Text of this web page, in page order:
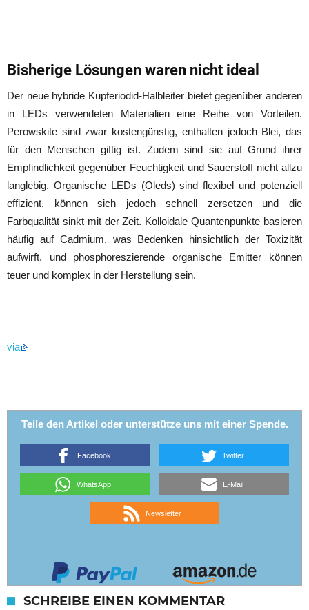
Bisherige Lösungen waren nicht ideal
Der neue hybride Kupferiodid-Halbleiter bietet gegenüber anderen
in LEDs verwendeten Materialien eine Reihe von Vorteilen.
Perowskite sind zwar kostengünstig, enthalten jedoch Blei, das
für den Menschen giftig ist. Zudem sind sie auf Grund ihrer
Empfindlichkeit gegenüber Feuchtigkeit und Sauerstoff nicht allzu
langlebig. Organische LEDs (Oleds) sind flexibel und potenziell
effizient, können sich jedoch schnell zersetzen und die
Farbqualität sinkt mit der Zeit. Kolloidale Quantenpunkte basieren
häufig auf Cadmium, was Bedenken hinsichtlich der Toxizität
aufwirft, und phosphoreszierende organische Emitter können
teuer und komplex in der Herstellung sein.
via
Teile den Artikel oder unterstütze uns mit einer Spende.
Facebook Twitter
WhatsApp E-Mail
Newsletter
SCHREIBE EINEN KOMMENTAR